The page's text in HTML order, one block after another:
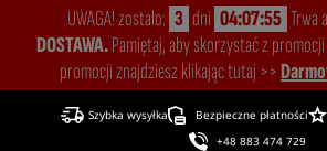
UWAGA! zostało: 3 dni 04:07:55 Trwa
DOSTAWA.Pamiętaj, aby skorzystać z promocji
promocji znajdziesz klikając tutaj >>
Szybka wysyłka Bezpieczne płatności
+48 883 474 729